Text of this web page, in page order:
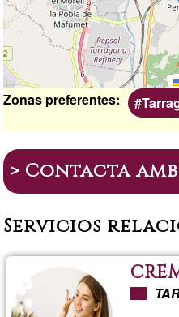
Zonas preferentes
> Contacta
Servicios